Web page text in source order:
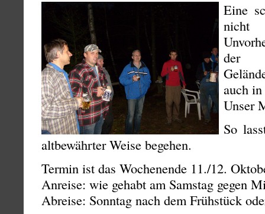
Eine
der
auch
Unser
So
altbewährter Weise begehen.
Termin ist das Wochenende 11./12.
Anreise: wie gehabt am Samstag gegen
Abreise: Sonntag nach dem Frühstück